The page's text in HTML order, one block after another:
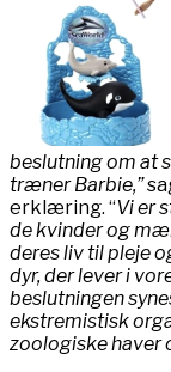
beslutning om at
træner Barbie,”
erklæring. “Vi er
de kvinder og
deres liv til pleje
dyr, der lever i
beslutningen
ekstremistisk
zoologiske haver